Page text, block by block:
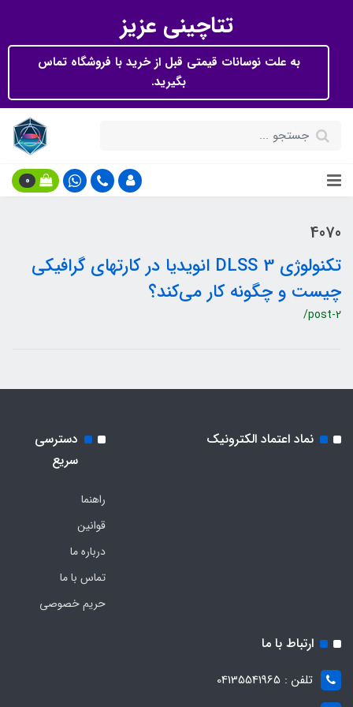
تتاچینی عزیز
به علت نوسانات قیمتی قبل از خرید با فروشگاه تماس
بگیرید.
0
4070
تکنولوژی DLSS 3 انویدیا در کارتهای گرافیکی
چیست و چگونه کار می‌کند؟
/post-2
نماد اعتماد الکترونیک
دسترسی
سریع
راهنما
قوانین
درباره ما
تماس با ما
حریم خصوصی
ارتباط با ما
تلفن : 04135541965